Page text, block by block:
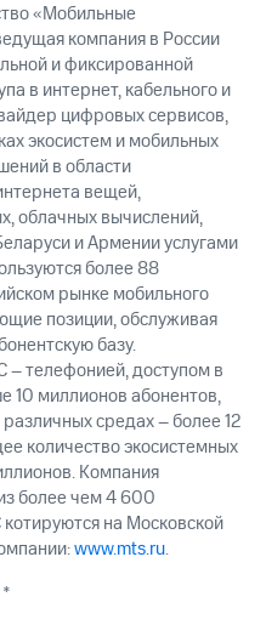
«Мобильные
компания в России
и фиксированной
в интернет, кабельного и
цифровых сервисов,
экосистем и мобильных
в области
вещей,
облачных вычислений,
и Армении услугами
более 88
рынке мобильного
позиции, обслуживая
базу.
телефонией, доступом в
10 миллионов абонентов,
средах – более 12
количество экосистемных
Компания
более чем 4 600
на Московской
www.mts.ru.